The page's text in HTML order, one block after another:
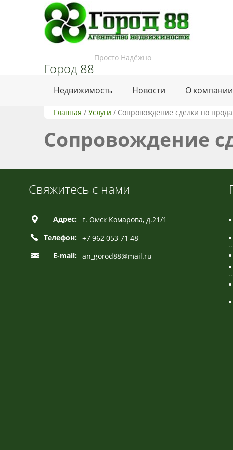
Город 88
Просто Надёжно
Недвижимость Новости О компании
Главная / Услуги / Сопровождение сделки по
Сопровождение
Свяжитесь с нами
Адрес:
г. Омск Комарова, д.21/1
Телефон: +7 962 053 71 48
E-mail: an_gorod88@mail.ru